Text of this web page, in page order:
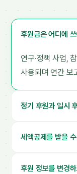
후원금은 어디에
연구·정책 사업,
사용되며 연간 보
정기 후원과 일시
세액공제를 받을
후원 정보를 변경